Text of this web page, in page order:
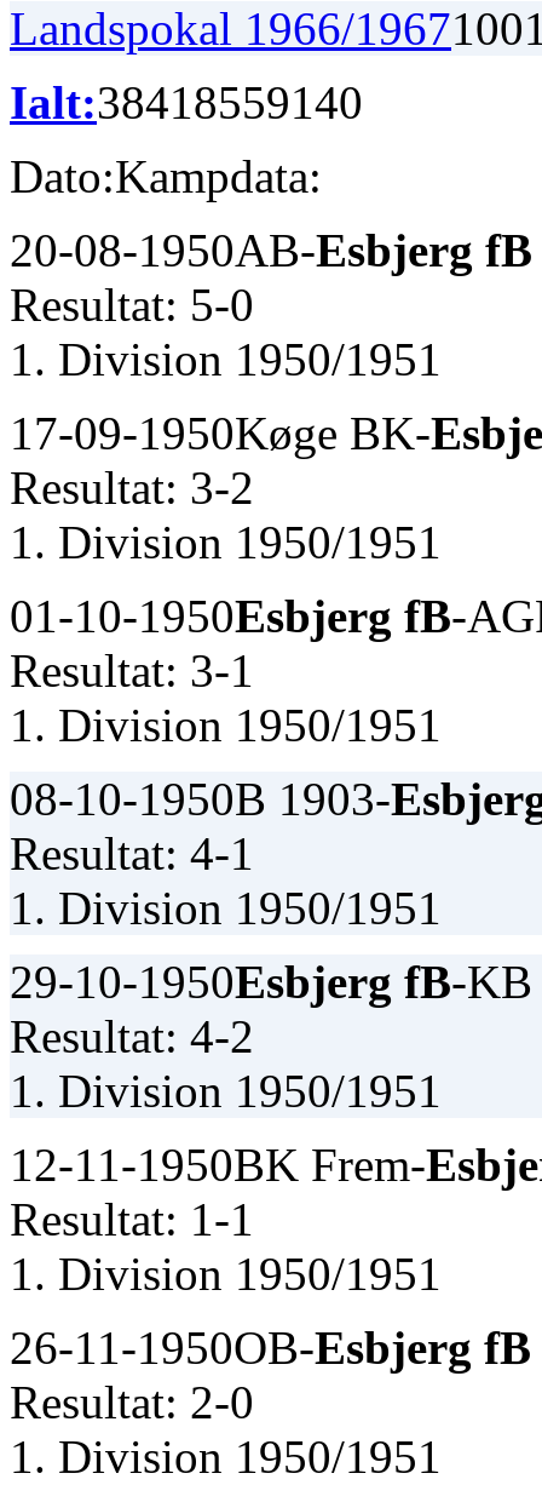
Landspokal 1966/1967100
Ialt:38418559140
Dato:Kampdata:
20-08-1950AB-Esbjerg fB
Resultat: 5-0
1. Division 1950/1951
17-09-1950Køge BK-
Resultat: 3-2
1. Division 1950/1951
01-10-1950Esbjerg fB-
Resultat: 3-1
1. Division 1950/1951
08-10-1950B 1903-
Resultat: 4-1
1. Division 1950/1951
29-10-1950Esbjerg fB-KB
Resultat: 4-2
1. Division 1950/1951
12-11-1950BK Frem-
Resultat: 1-1
1. Division 1950/1951
26-11-1950OB-Esbjerg fB
Resultat: 2-0
1. Division 1950/1951